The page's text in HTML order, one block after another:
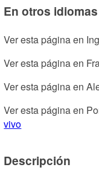
En otros idiomas
Ver esta página en
Ver esta página en
Ver esta página en
Ver esta página en
vivo
Descripción